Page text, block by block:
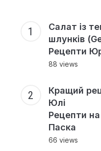
Салат із
шлунків
Рецепти
88 views
Кращий
Юлі
Рецепти
Паска
66 views